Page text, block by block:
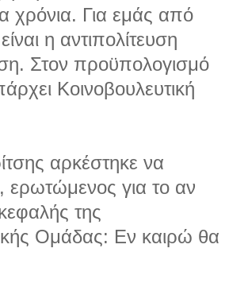
χρόνια. Για εμάς από
η αντιπολίτευση
Στον προϋπολογισμό
Κοινοβουλευτική
αρκέστηκε να
για το αν
της
Ομάδας: Εν καιρώ θα